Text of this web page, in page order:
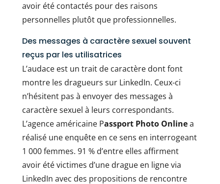
avoir été contactés pour des raisons
personnelles plutôt que professionnelles.
Des messages à caractère sexuel souvent
reçus par les utilisatrices
L’audace est un trait de caractère dont font
montre les dragueurs sur LinkedIn. Ceux-ci
n’hésitent pas à envoyer des messages à
caractère sexuel à leurs correspondants.
L’agence américaine Passport Photo Onlinea
réalisé une enquête en ce sens en interrogeant
1 000 femmes. 91 % d’entre elles affirment
avoir été victimes d’une drague en ligne via
LinkedIn avec des propositions de rencontre